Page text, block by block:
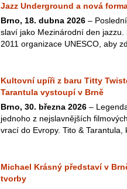
Jazz Underground a nová
Brno, 18. dubna 2026 –
slaví jako Mezinárodní den jazzu.
2011 organizace UNESCO, aby
Kultovní upíři z baru Titty
Tarantula vystoupí v Brně
Brno, 30. března 2026 –
jednoho z nejslavnějších
vrací do Evropy. Tito & Tarantula,
Michael Krásný představí v
tvorby